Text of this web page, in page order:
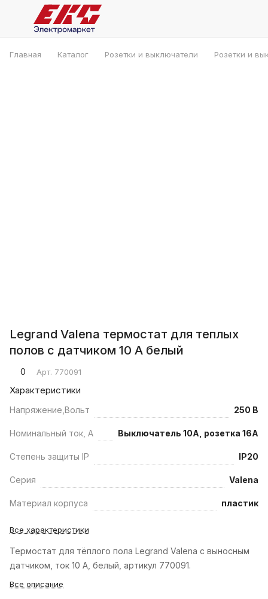
Главная Каталог Розетки и выключатели Розетки и
Legrand Valena термостат для теплых
полов с датчиком 10 А белый
0 Арт. 770091
Характеристики
Напряжение,Вольт 250 В
Номинальный ток, А Выключатель 10А, розетка 16А
Степень защиты IP IP20
Серия Valena
Материал корпуса пластик
Все характеристики
Термостат для тёплого пола Legrand Valena с выносным
датчиком, ток 10 А, белый, артикул 770091.
Все описание